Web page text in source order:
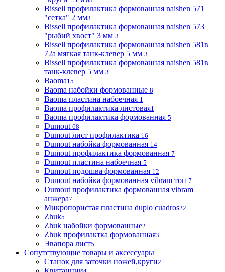
Bissell профилактика формованная naishen 571
"сетка" 2 мм3
Bissell профилактика формованная naishen 573
"рыбий хвост" 3 мм 3
Bissell профилактика формованная naishen 581в
72а мягкая танк-клевер 5 мм 3
Bissell профилактика формованная naishen 581в
танк-клевер 5 мм 3
Baoma15
Baoma набойки формованные 8
Baoma пластина набоечная 1
Baoma профилактика листовая1
Baoma профилактика формованная 5
Dumout 68
Dumout лист профилактика 16
Dumout набойка формованная 14
Dumout профилактика формованная 7
Dumout пластина набоечная 5
Dumout подошва формованная 12
Dumout набойка формованная vibram топ 7
Dumout профилактика формованная vibram
анжера7
Микропористая пластина duplo cuadros22
Zhuk5
Zhuk набойки формованные2
Zhuk профилактка формованная3
Эвапора лист5
Сопутствующие товары и аксессуары
Станок для заточки ножей,круги2